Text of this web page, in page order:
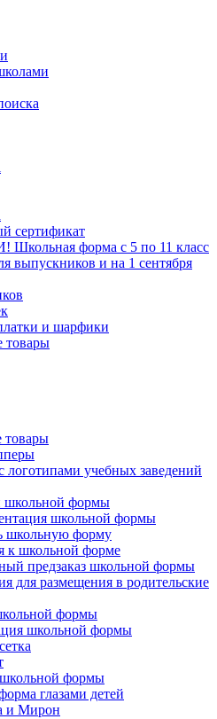
сертификат
форма с 5 по 11 класс
выпускников и на 1 сентября
и шарфики
товары
товары
логотипами учебных заведений
школьной формы
школьной формы
школьную форму
к школьной форме
предзаказ школьной формы
для размещения в родительские
формы
школьной формы
формы
глазами детей
и Мирон